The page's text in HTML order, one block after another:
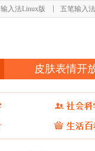
输入法Linux版 五笔输入法
皮肤表情开